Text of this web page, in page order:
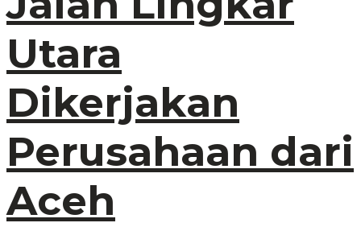
Utara
Dikerjakan
Perusahaan dari
Aceh